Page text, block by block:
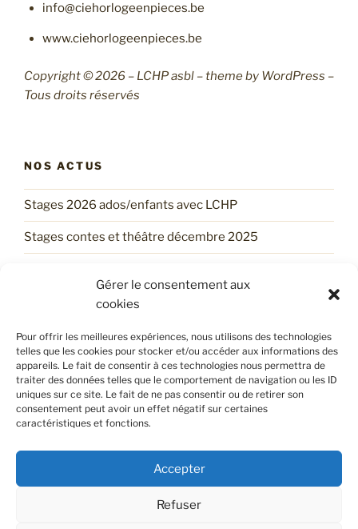
Gérer le consentement aux
cookies
Pour offrir les meilleures expériences, nous utilisons des technologies
telles que les cookies pour stocker et/ou accéder aux informations des
appareils. Le fait de consentir à ces technologies nous permettra de
traiter des données telles que le comportement de navigation ou les ID
uniques sur ce site. Le fait de ne pas consentir ou de retirer son
consentement peut avoir un effet négatif sur certaines
caractéristiques et fonctions.
Accepter
Refuser
info@ciehorlogeenpieces.be
www.ciehorlogeenpieces.be
Copyright © 2026 – LCHP asbl – theme by WordPress –
Tous droits réservés
NOS ACTUS
Stages 2026 ados/enfants avec LCHP
Stages contes et théâtre décembre 2025
Trouve ton Stage d’ÉTÉ avec LCHP !
Les services printaniers du LCHP !
POLITIQUE DE CONFIDENTIALITÉ
Retrouvez notre politique de confidentialité en cliquant